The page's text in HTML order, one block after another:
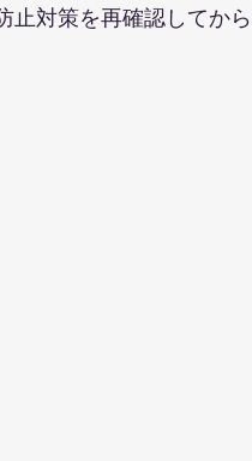
止対策を再確認してか